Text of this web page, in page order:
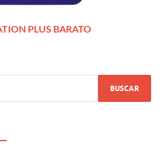
PLUS BARATO